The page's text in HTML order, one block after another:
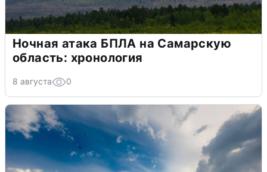
Ночная атака БПЛА на Самарскую
область: хронология
8 августа 0